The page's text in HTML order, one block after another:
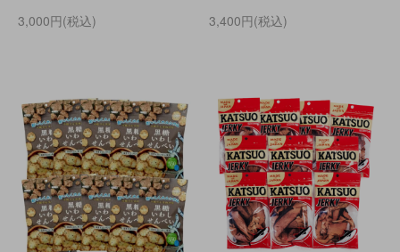
3,000円(税込)
3,400円(税込)